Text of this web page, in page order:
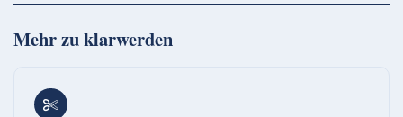
Mehr zuklarwerden